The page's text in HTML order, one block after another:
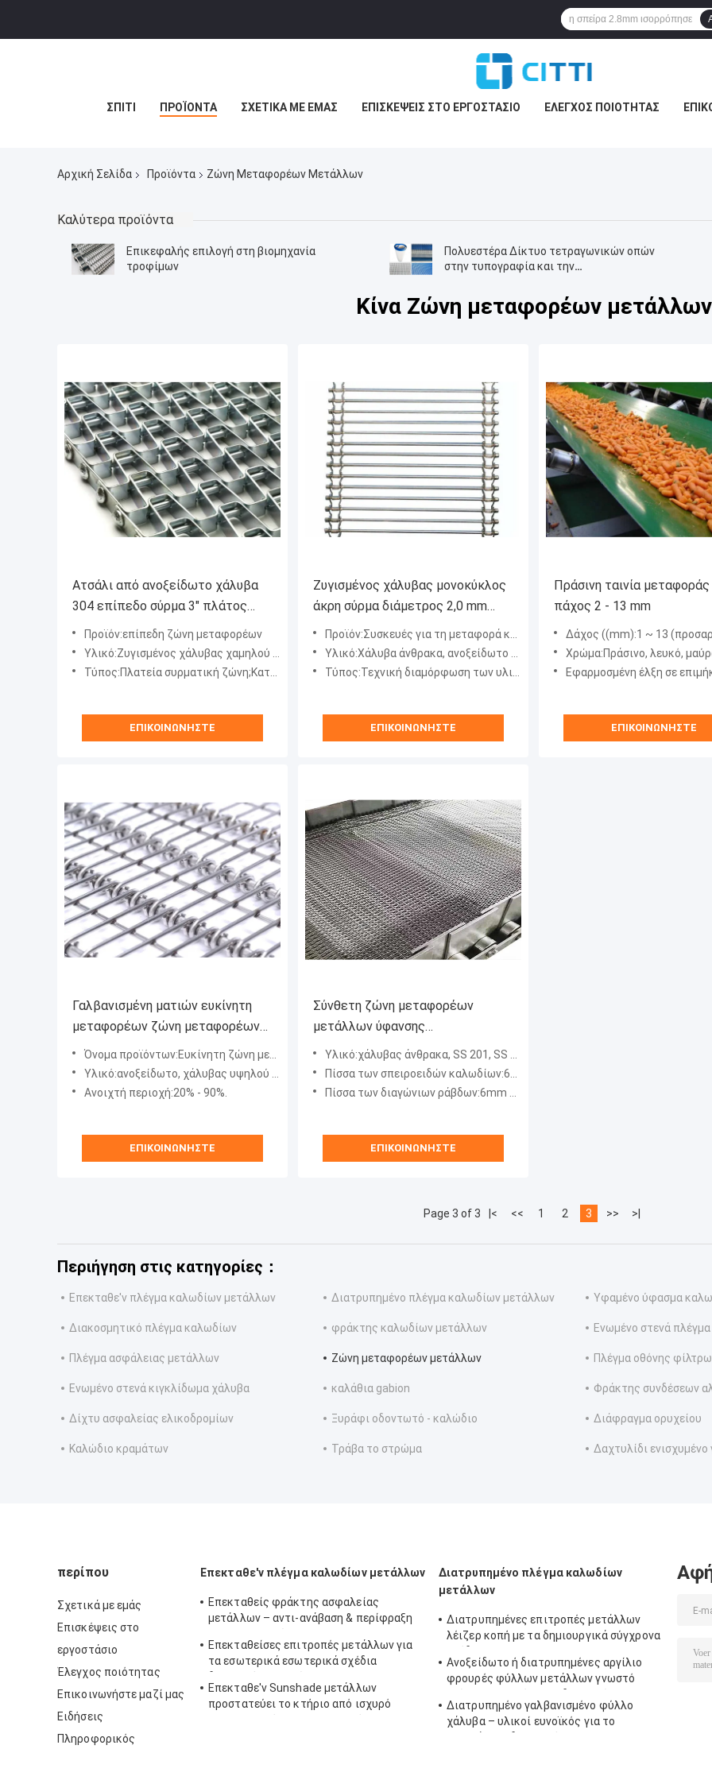
ΣΠΊΤΙ ΠΡΟΪΌΝΤΑ ΣΧΕΤΙΚΆ ΜΕ ΕΜΆΣ ΕΠΙΣΚΈΨΕΙΣ ΣΤΟ ΕΡΓΟΣΤΆΣΙΟ ΈΛΕΓΧΟΣ ΠΟΙΌΤΗΤΑΣ
Αρχική Σελίδα Προϊόντα Ζώνη Μεταφορέων Μετάλλων
Καλύτερα προϊόντα
Επικεφαλής επιλογή στη βιομηχανία
τροφίμων
Πολυεστέρα Δίκτυο τετραγωνικών οπών
στην τυπογραφία και την
Κίνα Ζώνη μεταφορέων μετάλλων
Ατσάλι από ανοξείδωτο χάλυβα
304 επίπεδο σύρμα 3" πλάτος
ζώνης επίπεδη ζώνη μεταφορέα
Προϊόν:επίπεδη ζώνη μεταφορέων
Υλικό:Ζυγισμένος χάλυβας χαμηλού άνθρακα C1015, χάλυβας υψηλού άνθρακα C-1045, C1050, ανοξείδωτος χάλυβας
Τύπος:Πλατεία συρματική ζώνη;Καταγωγική ζώνη ευέλικτης όρασης;Καταγωγική ζώνη σύνθετης υφαντικής ύφανσης
ΕΠΙΚΟΙΝΩΝΉΣΤΕ
Ζυγισμένος χάλυβας μονοκύκλος
άκρη σύρμα διάμετρος 2,0 mm
σκάλα μεταγωγική ζώνη
Προϊόν:Συσκευές για τη μεταφορά καλωδίων
Υλικό:Χάλυβα άνθρακα, ανοξείδωτο χάλυβα, γαλβανισμένο χάλυβα.
Τύπος:Τεχνική διαμόρφωση των υλικών
ΕΠΙΚΟΙΝΩΝΉΣΤΕ
Πράσινη ταινία
πάχος 2 - 13 mm
Δάχος ((mm):1 ~ 13
Χρώμα:Πράσινο, λευκό, μαύρο, μπλε
Εφαρμοσμένη έλξη σε επιμήκυνση 1% ((N/
ΕΠΙΚΟΙΝΩΝΉΣΤΕ
Γαλβανισμένη ματιών ευκίνητη
μεταφορέων ζώνη μεταφορέων
συνδέσεων ματιών ζωνών
ανοξείδωτη
Όνομα προϊόντων:Ευκίνητη ζώνη μεταφορέων ματιών
Υλικό:ανοξείδωτο, χάλυβας υψηλού άνθρακα, γαλβανισμένος χάλυβας.
Ανοιχτή περιοχή:20% - 90%.
ΕΠΙΚΟΙΝΩΝΉΣΤΕ
Σύνθετη ζώνη μεταφορέων
μετάλλων ύφανσης
200mm3000mm ζώνη
μεταφορέων σκοινιού χάλυβα
Υλικό:χάλυβας άνθρακα, SS 201, SS 304, SS 316, SS 314.
Πίσσα των σπειροειδών καλωδίων:6mm 20mm
Πίσσα των διαγώνιων ράβδων:6mm 20mm.
ΕΠΙΚΟΙΝΩΝΉΣΤΕ
Page 3 of 3 |< << 1 2 3 >> >|
Περιήγηση στις κατηγορίες：
Επεκταθε'ν πλέγμα καλωδίων μετάλλων Διατρυπημένο πλέγμα καλωδίων μετάλλων Υφαμένο ύφασμα
Διακοσμητικό πλέγμα καλωδίων φράκτης καλωδίων μετάλλων Ενωμένο στενά
Πλέγμα ασφάλειας μετάλλων Ζώνη μεταφορέων μετάλλων Πλέγμα οθόνης
Ενωμένο στενά κιγκλίδωμα χάλυβα καλάθια gabion Φράκτης συνδέσεων
Δίχτυ ασφαλείας ελικοδρομίων Ξυράφι οδοντωτό - καλώδιο Διάφραγμα ορυχείου
Καλώδιο κραμάτων Τράβα το στρώμα Δαχτυλίδι ενισχυμένο
περίπου
Σχετικά με εμάς
Επισκέψεις στο
εργοστάσιο
Έλεγχος ποιότητας
Επικοινωνήστε μαζί μας
Ειδήσεις
Πληροφορικός
Επεκταθε'ν πλέγμα καλωδίων μετάλλων
Επεκταθείς φράκτης ασφαλείας
μετάλλων – αντι-ανάβαση & περίφραξη
Επεκταθείσες επιτροπές μετάλλων για
τα εσωτερικά εσωτερικά σχέδια
Επεκταθε'ν Sunshade μετάλλων
προστατεύει το κτήριο από ισχυρό
Διατρυπημένο πλέγμα καλωδίων
μετάλλων
Διατρυπημένες επιτροπές μετάλλων
λέιζερ κοπή με τα δημιουργικά σύγχρονα
Ανοξείδωτο ή διατρυπημένες αργίλιο
φρουρές φύλλων μετάλλων γνωστό
Διατρυπημένο γαλβανισμένο φύλλο
χάλυβα – υλικοί ευνοϊκός για το